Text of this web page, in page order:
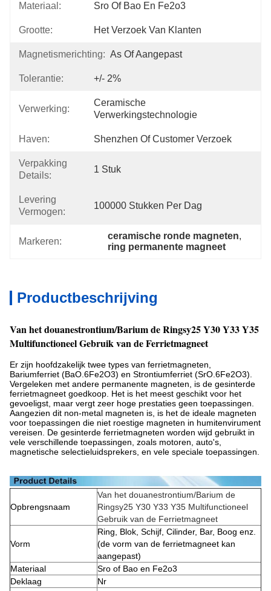
Materiaal: Sro Of Bao En Fe2o3
Grootte: Het Verzoek Van Klanten
Magnetismerichting: As Of Aangepast
Tolerantie: +/- 2%
Verwerking:
Ceramische
Verwerkingstechnologie
Haven: Shenzhen Of Customer Verzoek
Verpakking
Details:
1 Stuk
Levering
Vermogen:
100000 Stukken Per Dag
Markeren:
ceramische ronde magneten,
ring permanente magneet
Productbeschrijving
Van het douanestrontium/Barium de Ringsy25 Y30 Y33 Y35
Multifunctioneel Gebruik van de Ferrietmagneet
Er zijn hoofdzakelijk twee types van ferrietmagneten,
Bariumferriet (BaO.6Fe2O3) en Strontiumferriet (SrO.6Fe2O3).
Vergeleken met andere permanente magneten, is de gesinterde
ferrietmagneet goedkoop. Het is het meest geschikt voor het
gevoeligst, maar vergt zeer hoge prestaties geen toepassingen.
Aangezien dit non-metal magneten is, is het de ideale magneten
voor toepassingen die niet roestige magneten in humitenvirument
vereisen. De gesinterde ferrietmagneten worden wijd gebruikt in
vele verschillende toepassingen, zoals motoren, auto's,
magnetische selectieluidsprekers, en vele speciale toepassingen.
Opbrengsnaam
Van het douanestrontium/Barium de
Ringsy25 Y30 Y33 Y35 Multifunctioneel
Gebruik van de Ferrietmagneet
Vorm
Ring, Blok, Schijf, Cilinder, Bar, Boog enz.
(de vorm van de ferrietmagneet kan
aangepast)
Materiaal
Sro of Bao en Fe2o3
Deklaag
Nr